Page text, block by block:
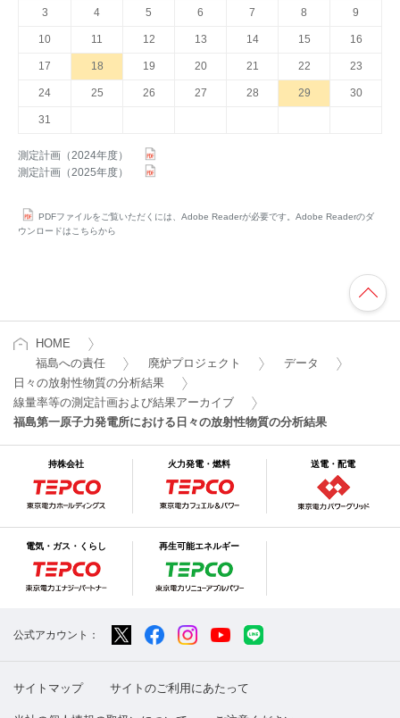
3 4 5 6 7 8 9
10 11 12 13 14 15 16
17 18 19 20 21 22 23
24 25 26 27 28 29 30
31
測定計画（2024年度）
測定計画（2025年度）
PDFファイルをご覧いただくには、Adobe Readerが必要です。Adobe Readerのダ
ウンロードはこちらから
HOME
福島への責任
廃炉プロジェクト
データ
日々の放射性物質の分析結果
線量率等の測定計画および結果アーカイブ
福島第一原子力発電所における日々の放射性物質の分析結果
持株会社 火力発電・燃料 送電・配電
電気・ガス・くらし 再生可能エネルギー
公式アカウント：
サイトマップ サイトのご利用にあたって